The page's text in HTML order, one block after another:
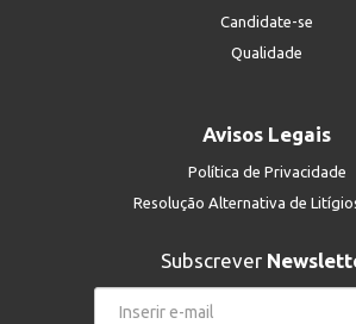
Candidate-se
Qualidade
Avisos Legais
Política de Privacidade
Resolução Alternativa de
Subscrever